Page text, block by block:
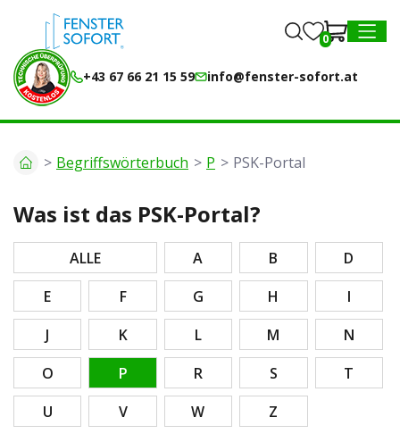
MENU
+43 67 66 21 15 59 info@fenster-sofort.at
0
Begriffswörterbuch P PSK-Portal
Was ist das PSK-Portal?
ALLE A B
D
E
F G H
I
J
K L M
N
O
P R S
T
U
V W Z